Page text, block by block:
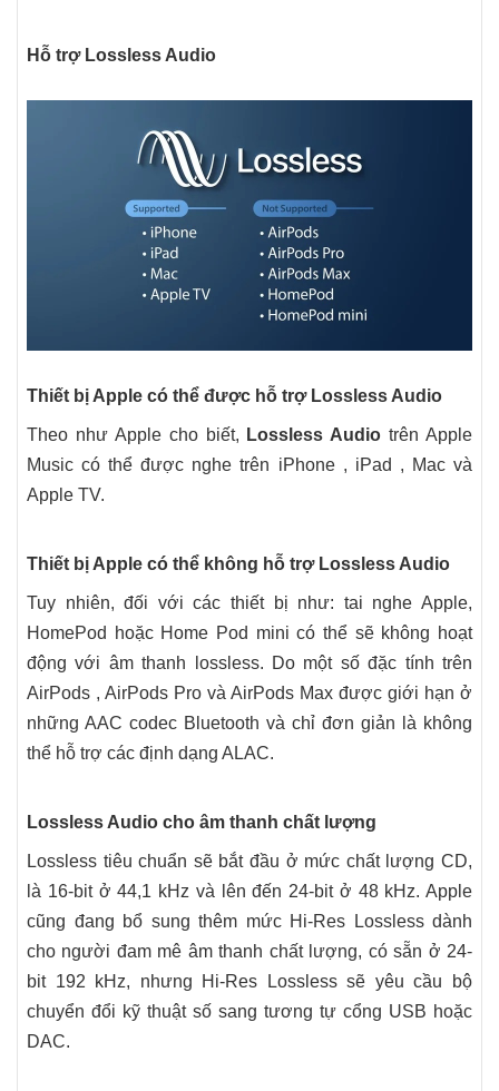
Hỗ trợ Lossless Audio
Thiết bị Apple có thể được hỗ trợ Lossless Audio
Theo như Apple cho biết, Lossless Audio trên ‌Apple
Music có thể được nghe trên iPhone , iPad , Mac và
Apple TV.
Thiết bị Apple có thể không hỗ trợ Lossless Audio
Tuy nhiên, đối với các thiết bị như: tai nghe Apple,
HomePod hoặc Home Pod mini có thể sẽ không hoạt
động với âm thanh lossless. Do một số đặc tính trên
AirPods , AirPods Pro và AirPods Max được giới hạn ở
những AAC codec Bluetooth và chỉ đơn giản là không
thể hỗ trợ các định dạng ALAC.
Lossless Audio cho âm thanh chất lượng
Lossless tiêu chuẩn sẽ bắt đầu ở mức chất lượng CD,
là 16-bit ở 44,1 kHz và lên đến 24-bit ở 48 kHz. Apple
cũng đang bổ sung thêm mức Hi-Res Lossless dành
cho người đam mê âm thanh chất lượng, có sẵn ở 24-
bit 192 kHz, nhưng Hi-Res Lossless sẽ yêu cầu bộ
chuyển đổi kỹ thuật số sang tương tự cổng USB hoặc
DAC.